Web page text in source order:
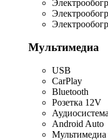
Мультимедиа
USB
CarPlay
Bluetooth
Розетка 12V
Аудиосистема
Android Auto